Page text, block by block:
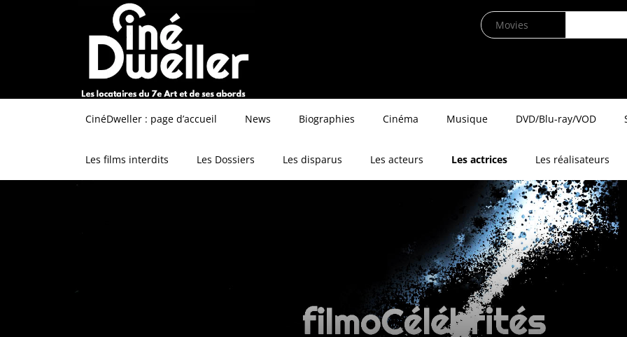
CinéDweller : page d’accueil News Biographies Cinéma Musique DVD/Blu-ray/VOD
Les films interdits Les Dossiers Les disparus Les acteurs Les actrices Les réalisateurs